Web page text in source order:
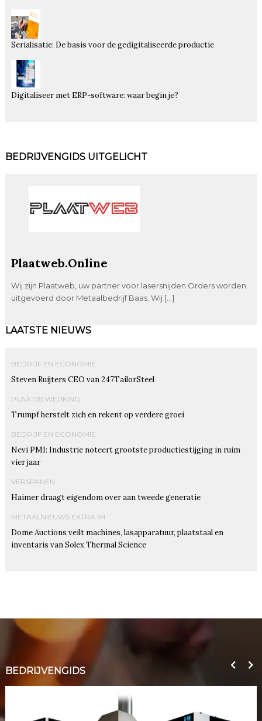
Serialisatie: De basis voor de gedigitaliseerde productie
Digitaliseer met ERP-software: waar begin je?
BEDRIJVENGIDS UITGELICHT
Plaatweb.Online
Wij zijn Plaatweb, uw partner voor lasersnijden Orders worden
uitgevoerd door Metaalbedrijf Baas. Wij […]
LAATSTE NIEUWS
BEDRIJF EN ECONOMIE
Steven Ruijters CEO van 247TailorSteel
PLAATBEWERKING
Trumpf herstelt zich en rekent op verdere groei
BEDRIJF EN ECONOMIE
Nevi PMI: Industrie noteert grootste productiestijging in ruim
vier jaar
VERSPANEN
Haimer draagt eigendom over aan tweede generatie
METAALNIEUWS EXTRA IM
Dome Auctions veilt machines, lasapparatuur, plaatstaal en
inventaris van Solex Thermal Science
BEDRIJVENGIDS